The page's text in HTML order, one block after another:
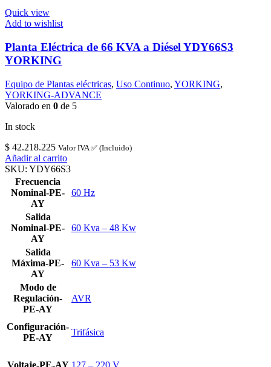
Quick view
Add to wishlist
Planta Eléctrica de 66 KVA a Diésel YDY66S3
YORKING
Equipo de Plantas eléctricas, Uso Continuo, YORKING,
YORKING-ADVANCE
Valorado en 0 de 5
In stock
$ 42.218.225 Valor IVA ✅ (Incluido)
Añadir al carrito
SKU: YDY66S3
Frecuencia
Nominal-PE-
AY
60 Hz
Salida
Nominal-PE-
AY
60 Kva – 48 Kw
Salida
Máxima-PE-
AY
60 Kva – 53 Kw
Modo de
Regulación-
PE-AY
AVR
Configuración-
PE-AY
Trifásica
Voltaje-PE-AY 127 – 220 V